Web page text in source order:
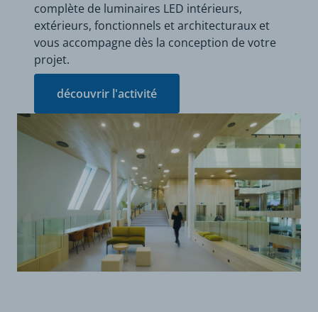
complète de luminaires LED intérieurs,
extérieurs, fonctionnels et architecturaux et
vous accompagne dès la conception de votre
projet.
découvrir l'activité